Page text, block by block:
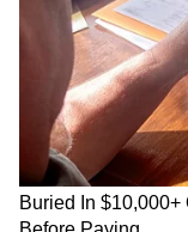
ఇలా స్నానం చేసిన
ఏ విధమైనటువంటి
చాలామంది
ఎంతో తృప్తి
సేవించి
చెబుతున్నారు.